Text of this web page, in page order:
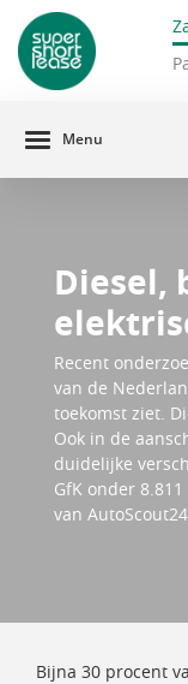
Menu
Diesel,
Recent
van de
toekomst ziet.
Ook in de
duidelijke
GfK onder
van
Bijna 30 procent